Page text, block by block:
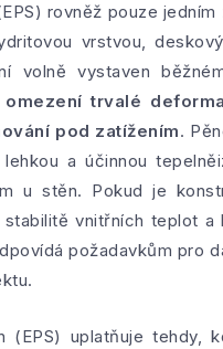
rovněž pouze jedním
vrstvou,
volně vystaven
trvalé
pod zatížením.
a účinnou
u stěn. Pokud je
vnitřních teplot a
požadavkům pro
uplatňuje tehdy,